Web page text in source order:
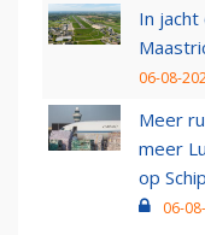
In
06-08-
Meer
meer
op
06-